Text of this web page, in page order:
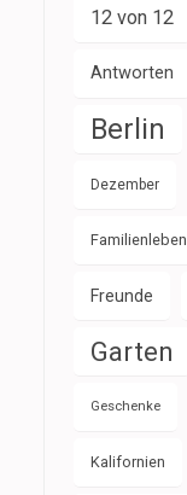
12 von 12
Antworten
Berlin
Dezember
Familienleben
Freunde
Garten
Geschenke
Kalifornien